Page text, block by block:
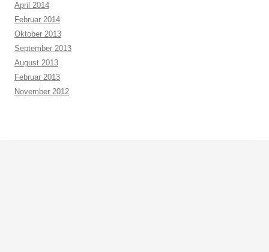
April 2014
Februar 2014
Oktober 2013
September 2013
August 2013
Februar 2013
November 2012